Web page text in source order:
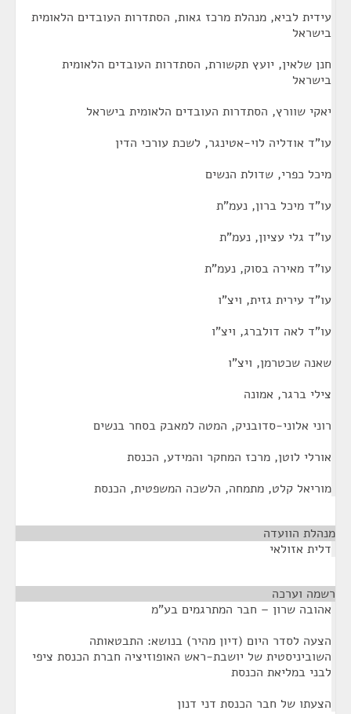
עידית לביא, מנהלת מרכז גאות, הסתדרות העובדים הלאומית
בישראל
חנן שלאין, יועץ תקשורת, הסתדרות העובדים הלאומית
בישראל
יאקי שוורץ, הסתדרות העובדים הלאומית בישראל
עו"ד אודליה לוי-אטינגר, לשכת עורכי הדין
מיכל כפרי, שדולת הנשים
עו"ד מיכל ברון, נעמ"ת
עו"ד גלי עציון, נעמ"ת
עו"ד מאירה בסוק, נעמ"ת
עו"ד עירית גזית, ויצ"ו
עו"ד לאה דולברג, ויצ"ו
שאנה שכטרמן, ויצ"ו
צילי ברגר, אמונה
רוני אלוני-סדובניק, המטה למאבק בסחר בנשים
אורלי לוטן, מרכז המחקר והמידע, הכנסת
מוריאל קלט, מתמחה, הלשכה המשפטית, הכנסת
מנהלת הוועדה
דלית אזולאי
רשמה וערכה
אהובה שרון – חבר המתרגמים בע"מ
הצעה לסדר היום (דיון מהיר) בנושא: התבטאותה
השוביניסטית של יושבת-ראש האופוזיציה חברת הכנסת ציפי
לבני במליאת הכנסת
הצעתו של חבר הכנסת דני דנון